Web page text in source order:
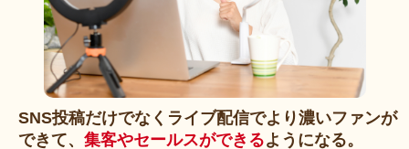
SNS投稿だけでなくライブ配信でより濃いファンが
できて、 集客やセールスができるようになる。